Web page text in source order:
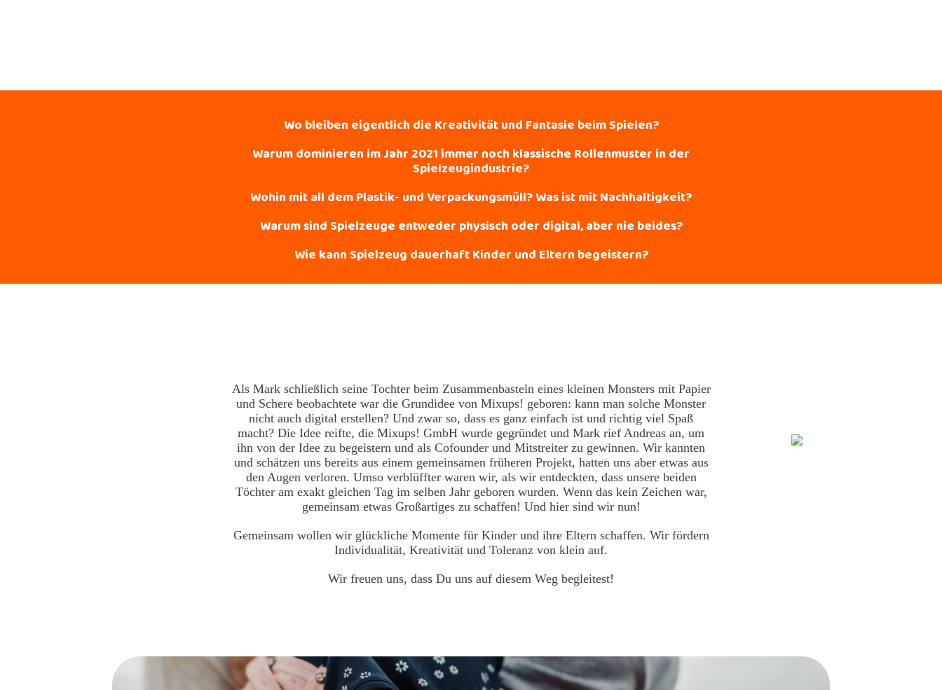
Wo bleiben eigentlich die Kreativität und Fantasie beim Spielen?
Warum dominieren im Jahr 2021 immer noch klassische Rollenmuster in der
Spielzeugindustrie?
Wohin mit all dem Plastik- und Verpackungsmüll? Was ist mit Nachhaltigkeit?
Warum sind Spielzeuge entweder physisch oder digital, aber nie beides?
Wie kann Spielzeug dauerhaft Kinder und Eltern begeistern?
Als Mark schließlich seine Tochter beim Zusammenbasteln eines kleinen Monsters mit Papier
und Schere beobachtete war die Grundidee von Mixups! geboren: kann man solche Monster
nicht auch digital erstellen? Und zwar so, dass es ganz einfach ist und richtig viel Spaß
macht? Die Idee reifte, die Mixups! GmbH wurde gegründet und Mark rief Andreas an, um
ihn von der Idee zu begeistern und als Cofounder und Mitstreiter zu gewinnen. Wir kannten
und schätzen uns bereits aus einem gemeinsamen früheren Projekt, hatten uns aber etwas aus
den Augen verloren. Umso verblüffter waren wir, als wir entdeckten, dass unsere beiden
Töchter am exakt gleichen Tag im selben Jahr geboren wurden. Wenn das kein Zeichen war,
gemeinsam etwas Großartiges zu schaffen! Und hier sind wir nun!
Gemeinsam wollen wir glückliche Momente für Kinder und ihre Eltern schaffen. Wir fördern
Individualität, Kreativität und Toleranz von klein auf.
Wir freuen uns, dass Du uns auf diesem Weg begleitest!